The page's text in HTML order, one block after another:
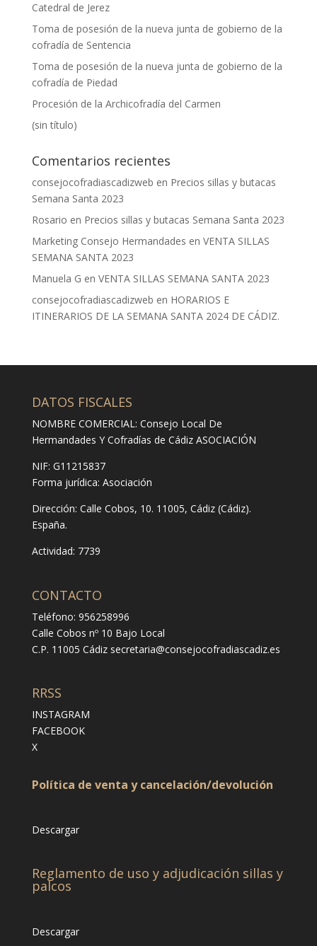
Catedral de Jerez
Toma de posesión de la nueva junta de gobierno de la
cofradía de Sentencia
Toma de posesión de la nueva junta de gobierno de la
cofradía de Piedad
Procesión de la Archicofradía del Carmen
(sin título)
Comentarios recientes
consejocofradiascadizweb en Precios sillas y butacas
Semana Santa 2023
Rosario en Precios sillas y butacas Semana Santa 2023
Marketing Consejo Hermandades en VENTA SILLAS
SEMANA SANTA 2023
Manuela G en VENTA SILLAS SEMANA SANTA 2023
consejocofradiascadizweb en HORARIOS E
ITINERARIOS DE LA SEMANA SANTA 2024 DE CÁDIZ.
DATOS FISCALES
NOMBRE COMERCIAL: Consejo Local De
Hermandades Y Cofradías de Cádiz ASOCIACIÓN
NIF: G11215837
Forma jurídica: Asociación
Dirección: Calle Cobos, 10. 11005, Cádiz (Cádiz).
España.
Actividad: 7739
CONTACTO
Teléfono: 956258996
Calle Cobos nº 10 Bajo Local
C.P. 11005 Cádiz secretaria@consejocofradiascadiz.es
RRSS
INSTAGRAM
FACEBOOK
X
Política de venta y cancelación/devolución
Descargar
Reglamento de uso y adjudicación sillas y
palcos
Descargar